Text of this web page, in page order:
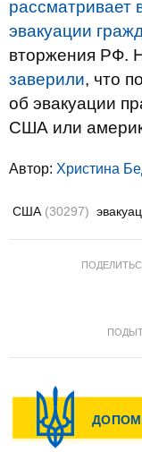
рассматривает
эвакуации
вторжения РФ.
заверили, что
об эвакуации
США или
Автор: Христина
США (30297)